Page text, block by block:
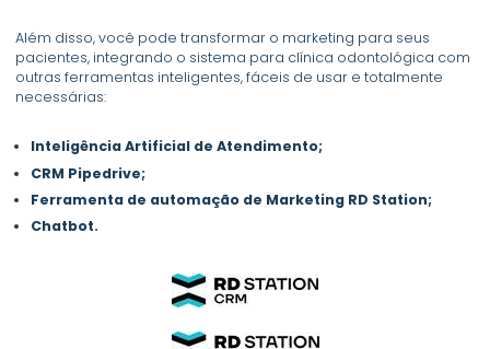
Além disso, você pode transformar o marketing para seus
pacientes, integrando o sistema para clínica odontológica com
outras ferramentas inteligentes, fáceis de usar e totalmente
necessárias:
Inteligência Artificial de Atendimento;
CRM Pipedrive;
Ferramenta de automação de Marketing RD Station;
Chatbot.